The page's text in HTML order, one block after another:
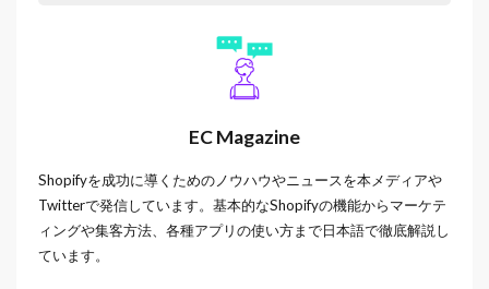
EC Magazine
Shopifyを成功に導くためのノウハウやニュースを本メディアや
Twitterで発信しています。基本的なShopifyの機能からマーケテ
ィングや集客方法、各種アプリの使い方まで日本語で徹底解説し
ています。